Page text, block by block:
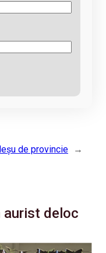
de provincie
→
aurist deloc